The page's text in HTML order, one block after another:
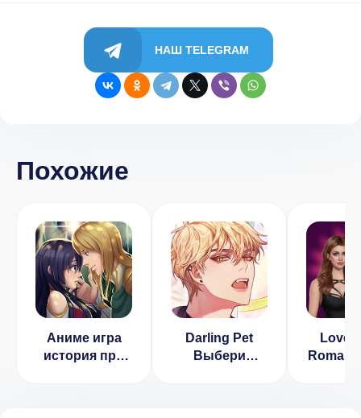
НАШ TELEGRAM
Похожие
Аниме игра
история про
Darling Pet
Выбери
Love